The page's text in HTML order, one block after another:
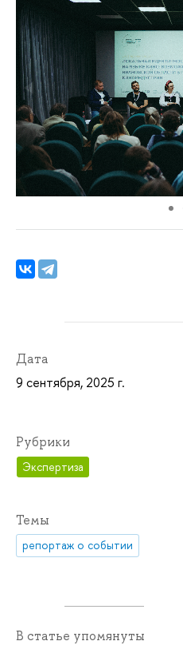
Дата
9 сентября, 2025 г.
Рубрики
Экспертиза
Темы
репортаж о событии
В статье упомянуты